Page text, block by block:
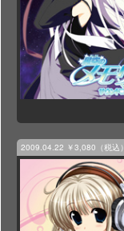
2009.04.22 ￥3,080（税込）